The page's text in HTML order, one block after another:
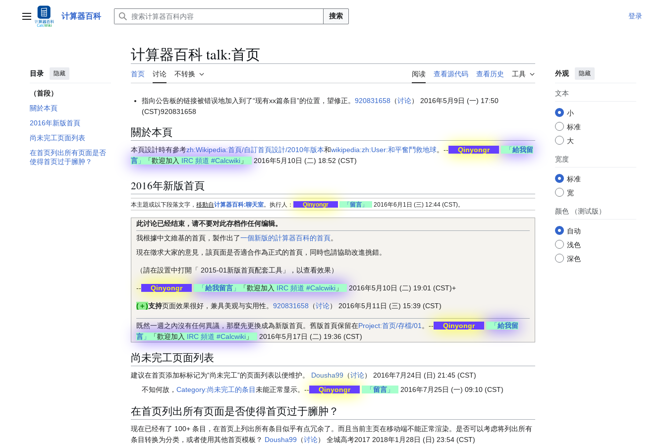
主菜单 计算器百科 搜索 登录
目录 隐藏
（首段）
關於本頁
2016年新版首頁
尚未完工页面列表
在首页列出所有页面是否
使得首页过于臃肿？
计算器百科 talk:首页
首页 讨论 不转换 阅读 查看源代码 查看历史 工具 外观 隐藏
文本
小
标准
大
宽度
标准
宽
颜色 （测试版）
自动
浅色
深色
指向公告板的链接被错误地加入到了“现有xx篇条目”的位置，望修正。920831658 （讨论） 2016年5月9日 (一) 17:50
(CST)920831658
關於本頁
本頁設計時有參考zh:Wikipedia:首頁/自訂首頁設計/2010年版本和wikipedia:zh:User:和平奮鬥救地球。-- Qinyongr 「 給我留
言 」 「歡迎加入 IRC 頻道 #Calcwiki 」 2016年5月10日 (二) 18:52 (CST)
2016年新版首頁
本主題或以下段落文字， 移動自计算器百科:聊天室。执行人： Qinyongr 「 留言 」 2016年6月1日 (三) 12:44 (CST)。
此讨论已经结束，请不要对此存档作任何编辑。
我根據中文維基的首頁，製作出了一個新版的計算器百科的首頁。
現在徵求大家的意見，該頁面是否適合作為正式的首頁，同時也請協助改進挑錯。
（請在設置中打開「 2015-01新版首頁配套工具」，以查看效果）
-- Qinyongr 「 給我留言 」 「歡迎加入 IRC 頻道 #Calcwiki 」 2016年5月10日 (二) 19:01 (CST)+
(＋)支持页面效果很好，兼具美观与实用性。 920831658 （讨论） 2016年5月11日 (三) 15:39 (CST)
既然一週之內沒有任何異議，那麼先更換成為新版首頁。舊版首頁保留在Project:首页/存檔/01 。-- Qinyongr 「 給我留
言 」 「歡迎加入 IRC 頻道 #Calcwiki 」 2016年5月17日 (二) 19:36 (CST)
尚未完工页面列表
建议在首页添加标标记为“尚未完工”的页面列表以便维护。 Dousha99 （讨论） 2016年7月24日 (日) 21:45 (CST)
不知何故，Category:尚未完工的条目未能正常显示。-- Qinyongr 「 留言 」 2016年7月25日 (一) 09:10 (CST)
在首页列出所有页面是否使得首页过于臃肿？
现在已经有了 100+ 条目，在首页上列出所有条目似乎有点冗余了。而且当前主页在移动端不能正常渲染。是否可以考虑将列出所有
条目转换为分类，或者使用其他首页模板？ Dousha99 （讨论） 全城高考2017 2018年1月28日 (日) 23:54 (CST)